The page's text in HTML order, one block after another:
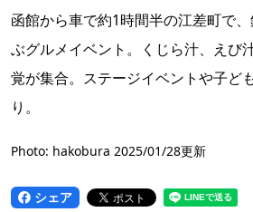
函館から車で約1時間半の江差町で
ぶグルメイベント。くじら汁、えび
覚が集合。ステージイベントや子ど
り。
Photo: hakobura 2025/01/28更新
シェア